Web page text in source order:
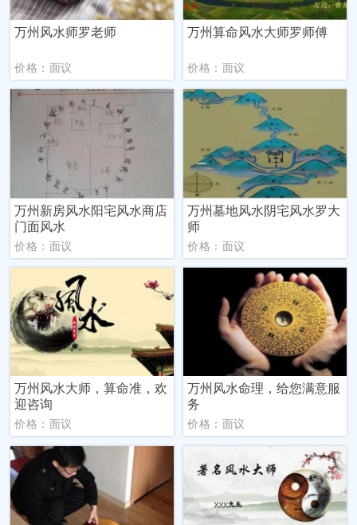
万州风水师罗老师
价格：面议
万州算命风水大师罗师傅
价格：面议
万州新房风水阳宅风水商店
门面风水
价格：面议
万州墓地风水阴宅风水罗大
师
价格：面议
万州风水大师，算命准，欢
迎咨询
价格：面议
万州风水命理，给您满意服
务
价格：面议